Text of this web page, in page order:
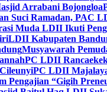
Arrabani Bojongloa
Suci Ramadan, PAC
Muda LDII Ikuti
LDII Kabupaten
Musyawarah
PC LDII
PC LDII
Pengajian “Gigih